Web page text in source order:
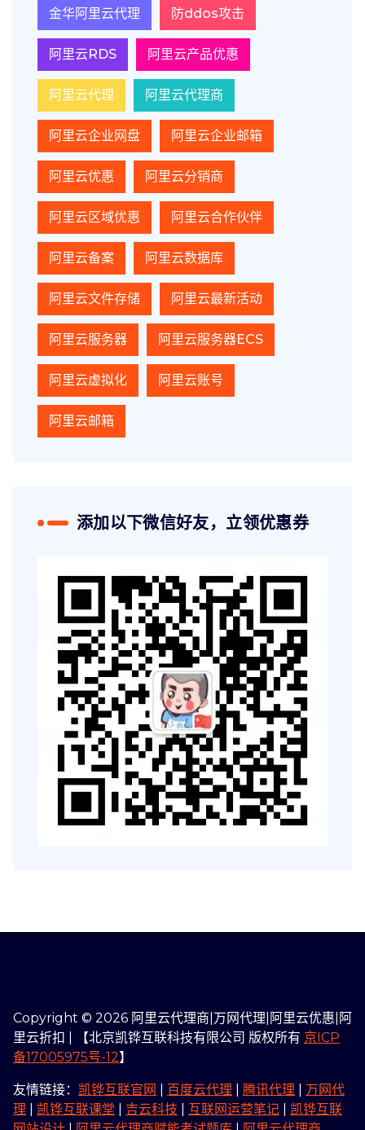
金华阿里云代理 防ddos攻击
阿里云RDS 阿里云产品优惠
阿里云代理 阿里云代理商
阿里云企业网盘 阿里云企业邮箱
阿里云优惠 阿里云分销商
阿里云区域优惠 阿里云合作伙伴
阿里云备案 阿里云数据库
阿里云文件存储 阿里云最新活动
阿里云服务器 阿里云服务器ECS
阿里云虚拟化 阿里云账号
阿里云邮箱
添加以下微信好友，立领优惠券
Copyright © 2026 阿里云代理商|万网代理|阿里云优惠|阿
里云折扣 | 【北京凯铧互联科技有限公司 版权所有 京ICP
备17005975号-12】
友情链接： 凯铧互联官网 百度云代理 腾讯代理
万网代
理
凯铧互联课堂 吉云科技 互联网运营笔记
凯铧互联